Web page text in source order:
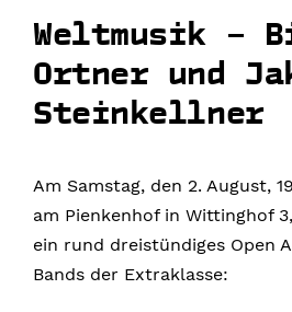
Weltmusik –
Ortner und
Steinkellner
Am Samstag, den 2. August,
am Pienkenhof in Wittinghof
ein rund dreistündiges Open
Bands der Extraklasse: